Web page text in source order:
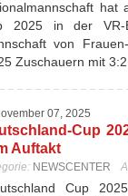
hat
2025 in der VR-
von
Zuschauern mit
07, 2025
Cup
Auftakt
NEWSCENTER
Cup